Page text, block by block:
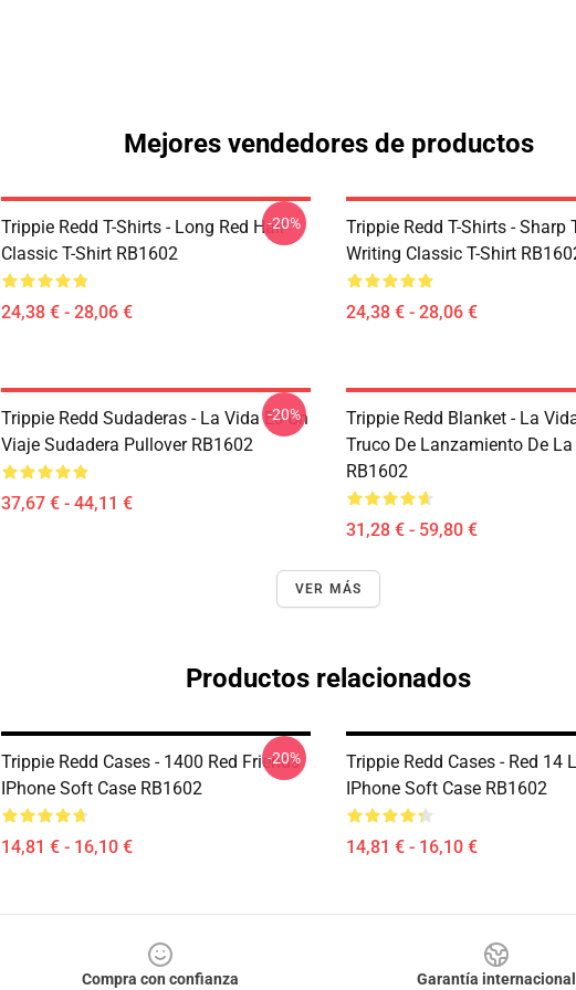
Mejores vendedores de productos
Trippie Redd T-Shirts - Long Red Hair
Classic T-Shirt RB1602
24,38 € - 28,06 €
-20%
Trippie Redd T-Shirts - Sharp
Writing Classic T-Shirt
24,38 € - 28,06 €
Trippie Redd Sudaderas - La Vida Es Un
Viaje Sudadera Pullover RB1602
37,67 € - 44,11 €
-20%
Trippie Redd Blanket - La
Truco De Lanzamiento De
RB1602
31,28 € - 59,80 €
VER MÁS
Productos relacionados
Trippie Redd Cases - 1400 Red Friends
IPhone Soft Case RB1602
14,81 € - 16,10 €
-20%
Trippie Redd Cases - Red 14
IPhone Soft Case RB1602
14,81 € - 16,10 €
Compra con confianza Garantía internacional